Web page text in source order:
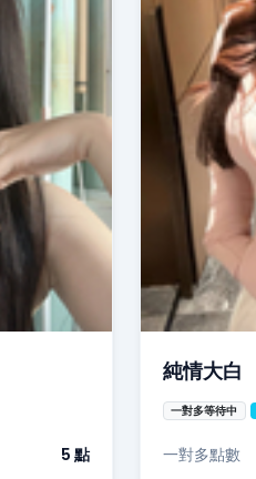
5 點
純情大白
一對多等待中
一對多點數